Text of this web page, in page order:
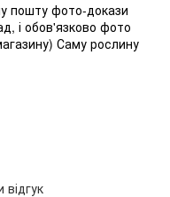
пошту фото-докази
і обов'язково фото
Саму рослину